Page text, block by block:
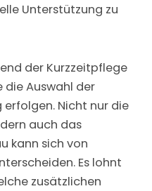
Unterstützung zu
der Kurzzeitpflege
Auswahl der
Nicht nur die
auch das
kann sich von
Es lohnt
zusätzlichen